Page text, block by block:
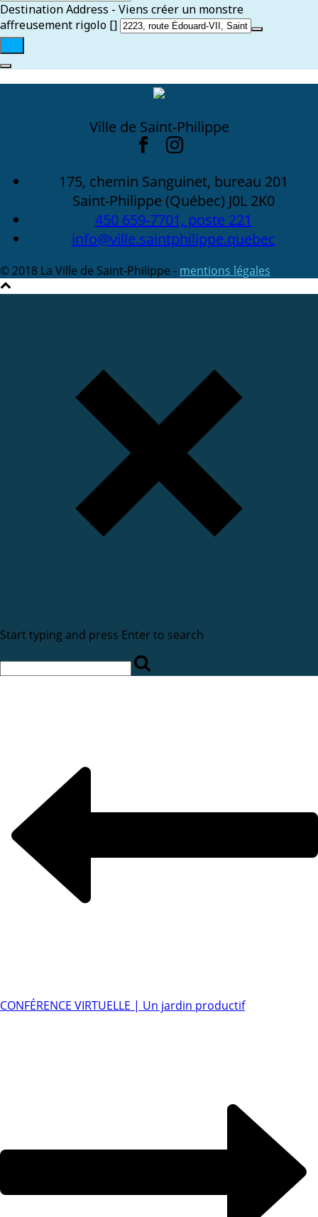
Destination Address - Viens créer un monstre
affreusement rigolo []
Ville de Saint-Philippe
175, chemin Sanguinet, bureau 201
Saint-Philippe (Québec) J0L 2K0
450 659-7701, poste 221
info@ville.saintphilippe.quebec
© 2018 La Ville de Saint-Philippe - mentions légales
Start typing and press Enter to search
CONFÉRENCE VIRTUELLE | Un jardin productif